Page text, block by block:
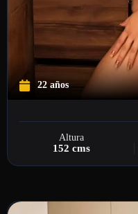
22 años
Altura
152 cms